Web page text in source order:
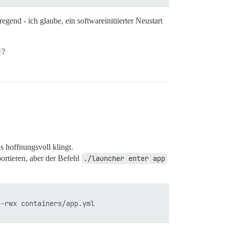
file or directory
owner to discourse;"'
with return #<Process::Status: pid 55 exit 2>
than one.
- ich glaube, ein softwareinitiierter Neustart
?
hoffnungsvoll klingt.
aber der Befehl ./launcher enter app
containers/app.yml